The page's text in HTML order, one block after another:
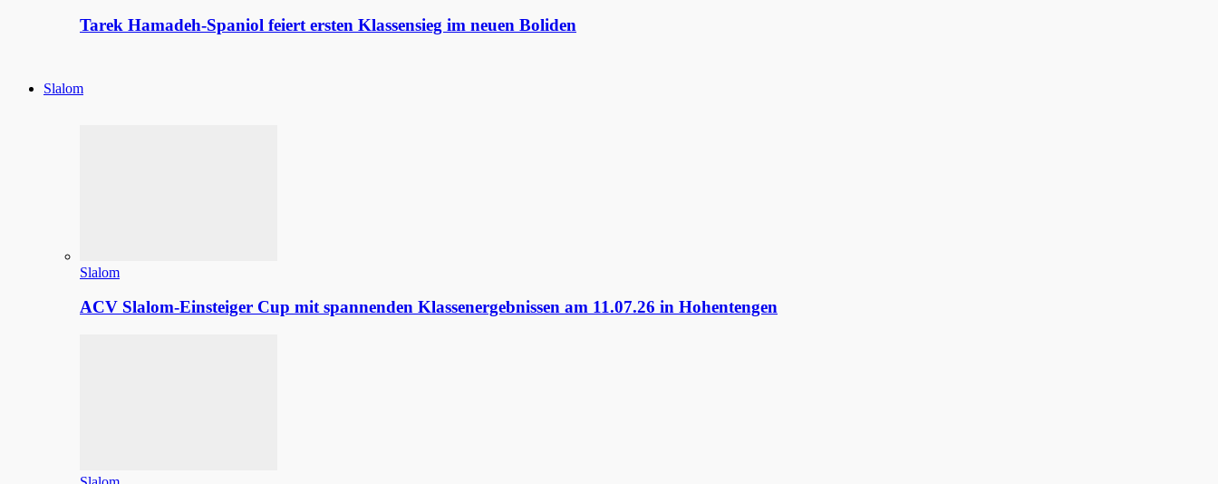
Tarek Hamadeh-Spaniol feiert ersten Klassensieg im neuen Boliden
Slalom
Slalom
ACV Slalom-Einsteiger Cup mit spannenden Klassenergebnissen am 11.07.26 in Hohentengen